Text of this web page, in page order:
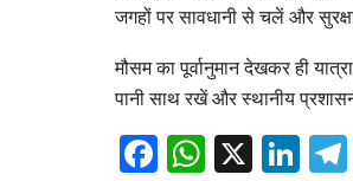
जगहों पर सावधानी से चलें और
मौसम का पूर्वानुमान देखकर ही
पानी साथ रखें और स्थानीय प्रशासन
Facebook
X